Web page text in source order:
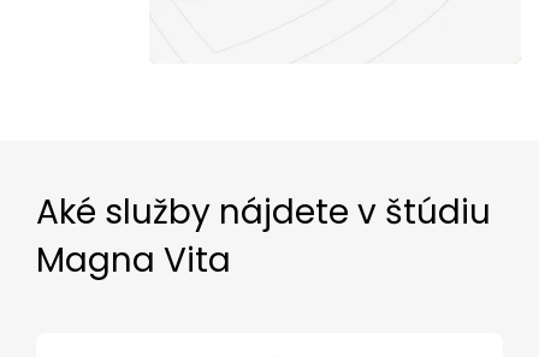
Aké služby nájdete v štúdiu
Magna Vita